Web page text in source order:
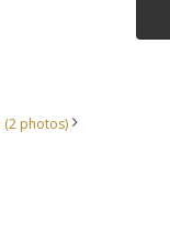
(2 photos)